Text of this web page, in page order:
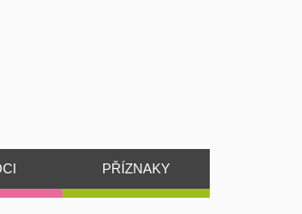
PŘÍZNAKY